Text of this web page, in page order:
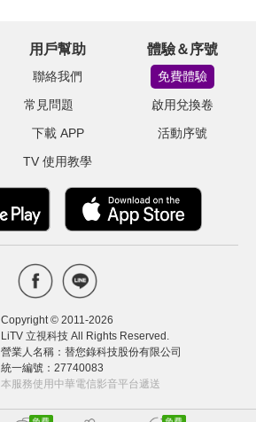
用戶幫助
聯絡我們
常見問題
下載 APP
TV 使用教學
體驗＆序號
免費體驗
啟用兌換卷
活動序號
Copyright © 2011-2026
LiTV 立視科技 All Rights Reserved.
營業人名稱：替您錄科技股份有限公司
統一編號：27740083
本服務使用中華電信影音平台遞送